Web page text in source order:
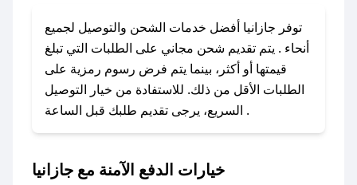
تواصل معنا عبر تويتر أو البريد الإلكتروني لإضافته
بسرعة.
### كيفية استخدام كود خصم جازانيا؟
1. انسخ كود الخصم من تطبيق صحصح.
2. الصقه في خانة الدفع عند التسوق من جازانيا.
### ماذا أفعل إذا لم يعمل كود الخصم؟
توفر جازانيا أفضل خدمات الشحن والتوصيل لجميع
أنحاء . يتم تقديم شحن مجاني على الطلبات التي تبلغ
قيمتها أو أكثر، بينما يتم فرض رسوم رمزية على
الطلبات الأقل من ذلك. للاستفادة من خيار التوصيل
السريع، يرجى تقديم طلبك قبل الساعة .
خيارات الدفع الآمنة مع جازانيا